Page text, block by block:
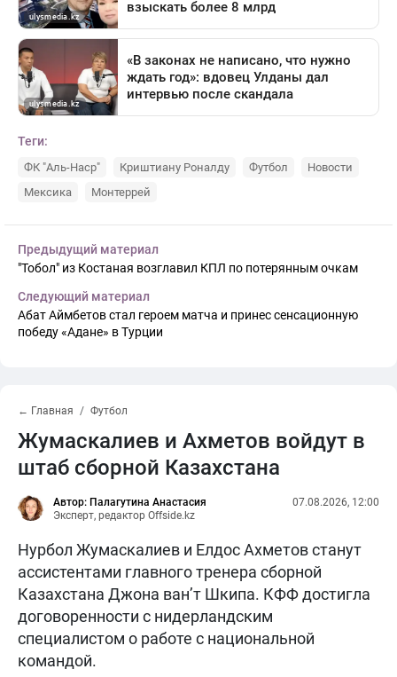
Теги:
ФК "Аль-Наср" Криштиану Роналду Футбол
Новости
Мексика
Монтеррей
Предыдущий материал
"Тобол" из Костаная возглавил КПЛ по потерянным очкам
Следующий материал
Абат Аймбетов стал героем матча и принес сенсационную
победу «Адане» в Турции
← Главная Футбол
Жумаскалиев и Ахметов войдут в
штаб сборной Казахстана
Автор: Палагутина Анастасия
Эксперт, редактор Offside.kz
07.08.2026, 12:00
Нурбол Жумаскалиев и Елдос Ахметов станут
ассистентами главного тренера сборной
Казахстана Джона ван’т Шкипа. КФФ достигла
договоренности с нидерландским
специалистом о работе с национальной
командой.